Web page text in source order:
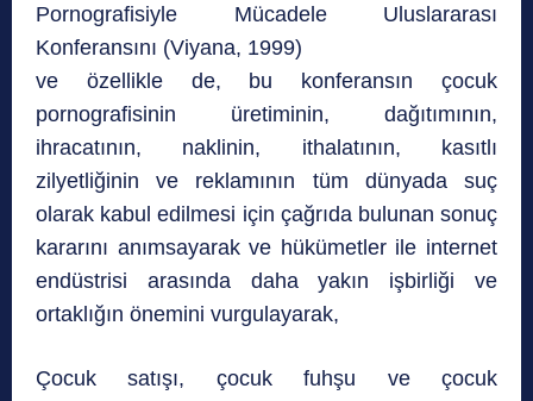
Pornografisiyle Mücadele Uluslararası
Konferansını (Viyana, 1999)
ve özellikle de, bu konferansın çocuk
pornografisinin üretiminin, dağıtımının,
ihracatının, naklinin, ithalatının, kasıtlı
zilyetliğinin ve reklamının tüm dünyada suç
olarak kabul edilmesi için çağrıda bulunan sonuç
kararını anımsayarak ve hükümetler ile internet
endüstrisi arasında daha yakın işbirliği ve
ortaklığın önemini vurgulayarak,
Çocuk satışı, çocuk fuhşu ve çocuk